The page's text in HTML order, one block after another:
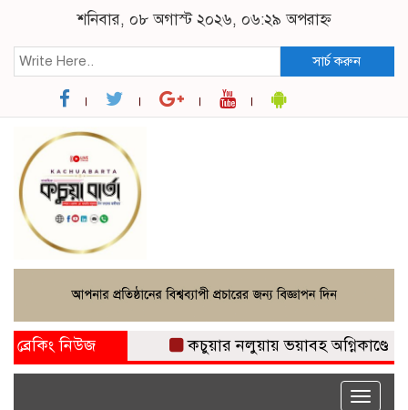
শনিবার, ০৮ অগাস্ট ২০২৬, ০৬:২৯ অপরাহ্ন
সার্চ করুন
ব্রেকিং নিউজ কচুয়ার নলুয়ায় ভয়াবহ অগ্নিকাণ্ডে
Toggle